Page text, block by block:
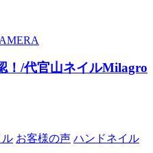
！/代官山ネイルMilagro
ル お客様の声 ハンドネイル